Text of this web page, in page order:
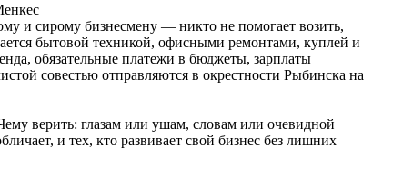
и сирому бизнесмену — никто не помогает возить,
бытовой техникой, офисными ремонтами, куплей и
обязательные платежи в бюджеты, зарплаты
совестью отправляются в окрестности Рыбинска на
верить: глазам или ушам, словам или очевидной
и тех, кто развивает свой бизнес без лишних